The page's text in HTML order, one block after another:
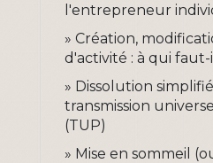
l'entrepreneur
Création,
d'activité : à qui faut-
Dissolution
transmission
(TUP)
Mise en sommeil